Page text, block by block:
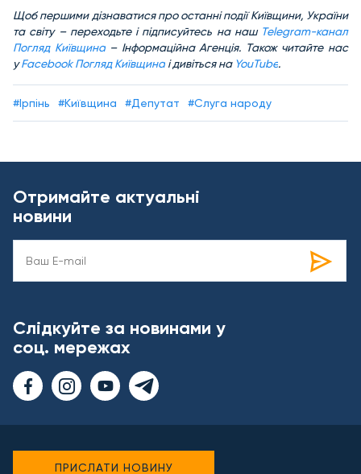
Щоб першими дізнаватися про останні події Київщини, України
та світу – переходьте і підписуйтесь на наш Telegram-канал
Погляд Київщина– Інформаційна Агенція. Також читайте нас
уFacebook Погляд Київщина і дивіться на YouTube.
#Ірпінь #Київщина #Депутат #Слуга народу
Отримайте актуальні
новини
Слідкуйте за новинами у
соц. мережах
ПРИСЛАТИ НОВИНУ